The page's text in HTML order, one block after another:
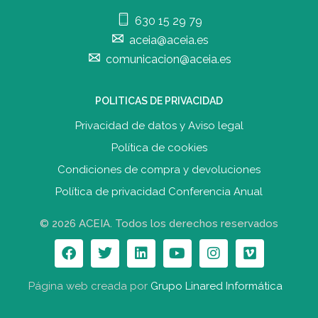
630 15 29 79
aceia@aceia.es
comunicacion@aceia.es
POLITICAS DE PRIVACIDAD
Privacidad de datos y Aviso legal
Política de cookies
Condiciones de compra y devoluciones
Política de privacidad Conferencia Anual
© 2026 ACEIA. Todos los derechos reservados
Página web creada por Grupo Linared Informática